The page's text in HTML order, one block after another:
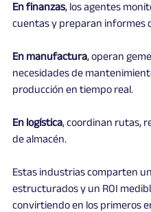
En finanzas, los agentes
cuentas y preparan informes
En manufactura, operan
necesidades de
producción en tiempo real.
En logística, coordinan rutas,
de almacén.
Estas industrias comparten
estructurados y un ROI
convirtiendo en los primeros